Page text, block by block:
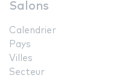
Salons
Calendrier
Pays
Villes
Secteur